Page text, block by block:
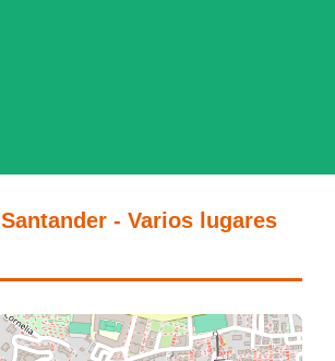
Santander - Varios lugares